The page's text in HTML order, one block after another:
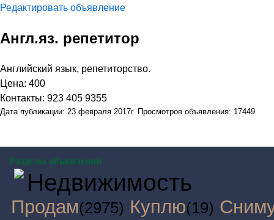
Редактировать объявление
Англ.яз. репетитор
Английский язык, репетиторство.
Цена: 400
Контакты: 923 405 9355
Дата публикации: 23 февраля 2017г. Просмотров объявления: 17449
Разделы объявлений
Недвижимость
Продам(2975) Куплю(19)